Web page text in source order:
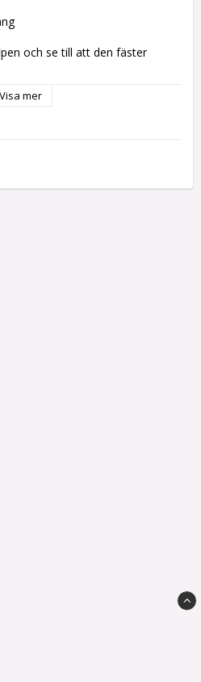
och se till att den fäster
med Cosmo Fit Flights.
Visa mer